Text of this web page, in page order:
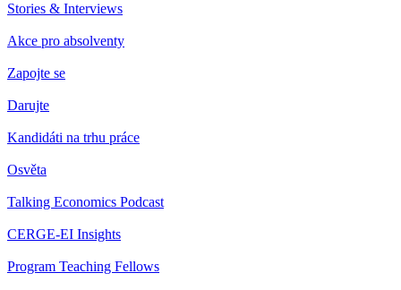
Stories & Interviews
Akce pro absolventy
Zapojte se
Darujte
Kandidáti na trhu práce
Osvěta
Talking Economics Podcast
CERGE-EI Insights
Program Teaching Fellows